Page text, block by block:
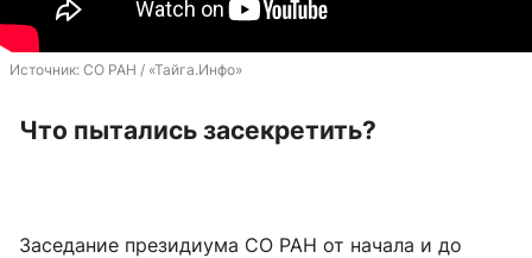
Источник: СО РАН / «Тайга.Инфо»
Что пытались засекретить?
Заседание президиума СО РАН от начала и до